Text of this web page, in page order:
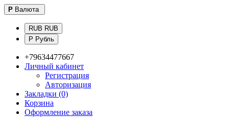
Р Валюта
RUB RUB
Р Рубль
+79634477667
Личный кабинет
Регистрация
Авторизация
Закладки (0)
Корзина
Оформление заказа